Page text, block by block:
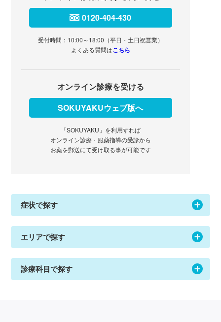
0120-404-430
受付時間：10:00～18:00（平日・土日祝営業）
よくある質問はこちら
オンライン診療を受ける
SOKUYAKUウェブ版へ
「SOKUYAKU」を利用すれば
オンライン診療・服薬指導の受診から
お薬を郵送にて受け取る事が可能です
症状で探す
エリアで探す
診療科目で探す